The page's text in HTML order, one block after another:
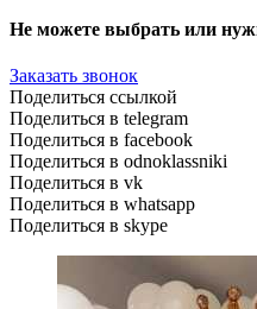
Не можете выбрать или
Заказать звонок
Поделиться ссылкой
Поделиться в telegram
Поделиться в facebook
Поделиться в odnoklassniki
Поделиться в vk
Поделиться в whatsapp
Поделиться в skype